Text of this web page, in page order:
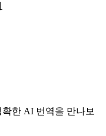
한 AI 번역을 만나보